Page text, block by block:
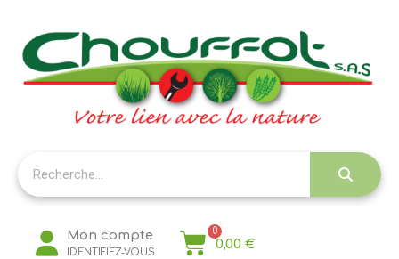
Mon compte
IDENTIFIEZ-VOUS
0,00 €